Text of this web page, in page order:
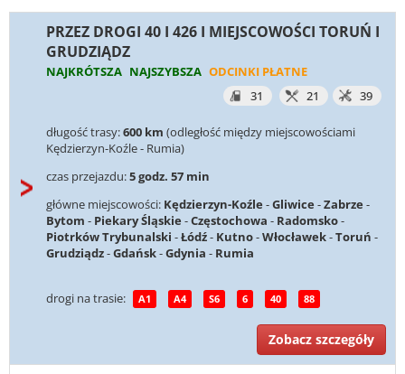
PRZEZ DROGI 40 I 426 I MIEJSCOWOŚCI TORUŃ I
GRUDZIĄDZ
NAJKRÓTSZA NAJSZYBSZA ODCINKI PŁATNE
31
21 39
długość trasy:600 km (odległość między miejscowościami
Kędzierzyn-Koźle - Rumia)
czas przejazdu:5 godz. 57 min
główne miejscowości: Kędzierzyn-Koźle -Gliwice -Zabrze -
Bytom - Piekary Śląskie -Częstochowa - Radomsko-
Piotrków Trybunalski -Łódź- Kutno-Włocławek-Toruń -
Grudziądz-Gdańsk-Gdynia - Rumia
drogi na trasie: A1 A4 S6 6 40 88
Zobacz szczegóły